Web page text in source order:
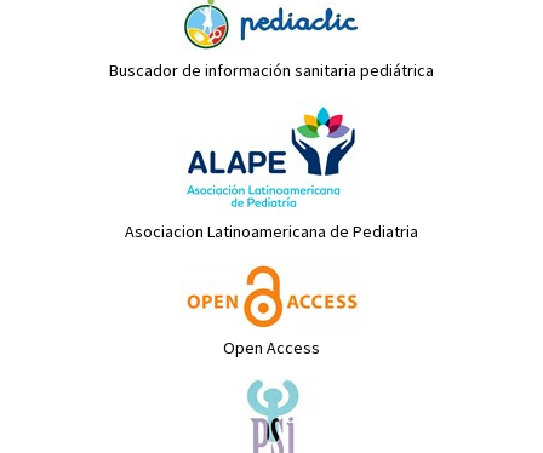
Buscador de información sanitaria pediátrica
Asociacion Latinoamericana de Pediatria
Open Access